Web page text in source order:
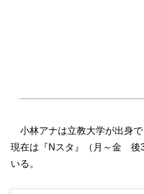
小林アナは立教大学が出身で
現在は『Nスタ』（月～金 後
いる。